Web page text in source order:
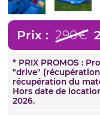
Prix : 290€
* PRIX PROMOS :
"drive"
récupération du
Hors date de
2026.